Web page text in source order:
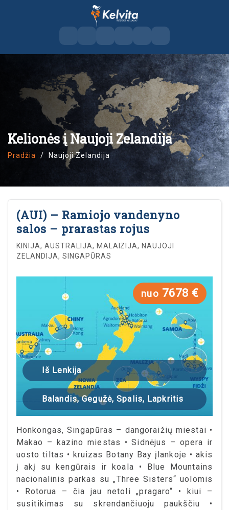
Kelionės į Naujoji Zelandija
Pradžia Naujoji Zelandija
(AUI) – Ramiojo vandenyno
salos – prarastas rojus
KINIJA, AUSTRALIJA, MALAIZIJA, NAUJOJI
ZELANDIJA, SINGAPŪRAS
nuo 7678 €
Iš Lenkija
Balandis, Gegužė, Spalis, Lapkritis
Honkongas, Singapūras – dangoraižių miestai •
Makao – kazino miestas • Sidnėjus – opera ir
uosto tiltas • kruizas Botany Bay įlankoje • akis
į akį su kengūrais ir koala • Blue Mountains
nacionalinis parkas su „Three Sisters“ uolomis
• Rotorua – čia jau netoli „pragaro“ • kiui –
susitikimas su skrendančiuoju paukščiu •